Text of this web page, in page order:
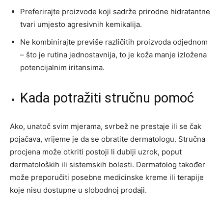
Preferirajte proizvode koji sadrže prirodne hidratantne
tvari umjesto agresivnih kemikalija.
Ne kombinirajte previše različitih proizvoda odjednom
– što je rutina jednostavnija, to je koža manje izložena
potencijalnim iritansima.
Kada potražiti stručnu pomoć
Ako, unatoč svim mjerama, svrbež ne prestaje ili se čak
pojačava, vrijeme je da se obratite dermatologu. Stručna
procjena može otkriti postoji li dublji uzrok, poput
dermatoloških ili sistemskih bolesti. Dermatolog također
može preporučiti posebne medicinske kreme ili terapije
koje nisu dostupne u slobodnoj prodaji.